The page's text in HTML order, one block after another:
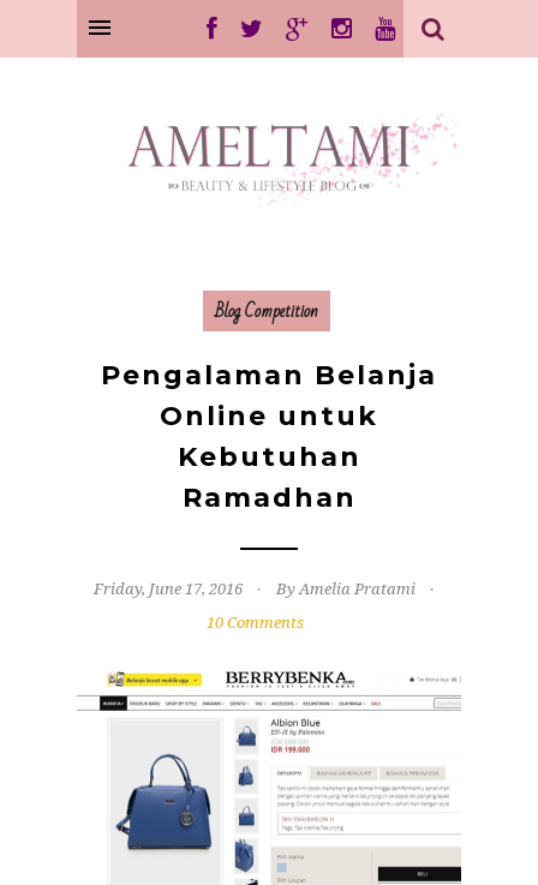
Blog Competition
Pengalaman Belanja
Online untuk
Kebutuhan
Ramadhan
Friday, June 17, 2016
By Amelia Pratami
10 Comments